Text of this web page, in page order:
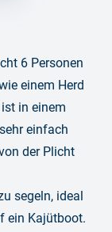
6 Personen
einem Herd
in einem
einfach
der Plicht
segeln, ideal
ein Kajütboot.